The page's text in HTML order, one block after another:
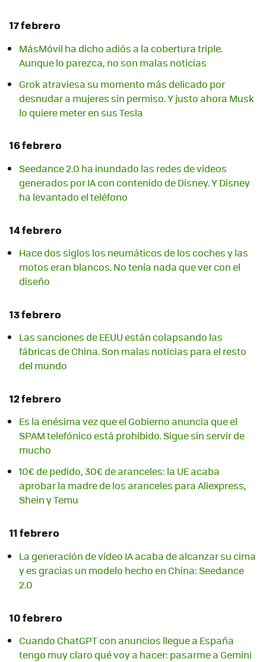
17 febrero
MásMóvil ha dicho adiós a la cobertura triple.
Aunque lo parezca, no son malas noticias
Grok atraviesa su momento más delicado por
desnudar a mujeres sin permiso. Y justo ahora Musk
lo quiere meter en sus Tesla
16 febrero
Seedance 2.0 ha inundado las redes de vídeos
generados por IA con contenido de Disney. Y Disney
ha levantado el teléfono
14 febrero
Hace dos siglos los neumáticos de los coches y las
motos eran blancos. No tenía nada que ver con el
diseño
13 febrero
Las sanciones de EEUU están colapsando las
fábricas de China. Son malas noticias para el resto
del mundo
12 febrero
Es la enésima vez que el Gobierno anuncia que el
SPAM telefónico está prohibido. Sigue sin servir de
mucho
10€ de pedido, 30€ de aranceles: la UE acaba
aprobar la madre de los aranceles para Aliexpress,
Shein y Temu
11 febrero
La generación de vídeo IA acaba de alcanzar su cima
y es gracias un modelo hecho en China: Seedance
2.0
10 febrero
Cuando ChatGPT con anuncios llegue a España
tengo muy claro qué voy a hacer: pasarme a Gemini